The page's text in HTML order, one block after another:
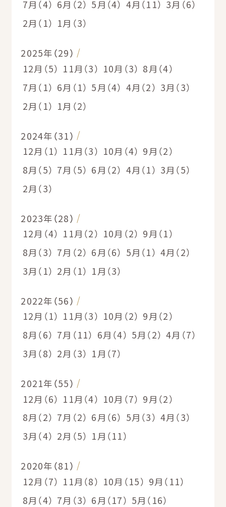
7月（4） 6月（2） 5月（4） 4月（11） 3月（6）
2月（1） 1月（3）
2025年（29）
12月（5） 11月（3） 10月（3） 8月（4）
7月（1） 6月（1） 5月（4） 4月（2） 3月（3）
2月（1） 1月（2）
2024年（31）
12月（1） 11月（3） 10月（4） 9月（2）
8月（5） 7月（5） 6月（2） 4月（1） 3月（5）
2月（3）
2023年（28）
12月（4） 11月（2） 10月（2） 9月（1）
8月（3） 7月（2） 6月（6） 5月（1） 4月（2）
3月（1） 2月（1） 1月（3）
2022年（56）
12月（1） 11月（3） 10月（2） 9月（2）
8月（6） 7月（11） 6月（4） 5月（2） 4月（7）
3月（8） 2月（3） 1月（7）
2021年（55）
12月（6） 11月（4） 10月（7） 9月（2）
8月（2） 7月（2） 6月（6） 5月（3） 4月（3）
3月（4） 2月（5） 1月（11）
2020年（81）
12月（7） 11月（8） 10月（15） 9月（11）
8月（4） 7月（3） 6月（17） 5月（16）